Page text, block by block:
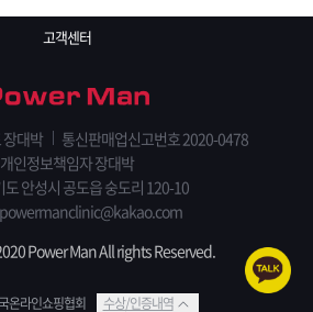
고객센터
장대박
통신판매업신고번호 2020-0478
개인정보책임자 장대박
도 안성시 공도읍 숭도리 120-10
powermanclinic@kakao.com
Power Man All rights Reserved.
온라인쇼핑협회 수상/인증내역